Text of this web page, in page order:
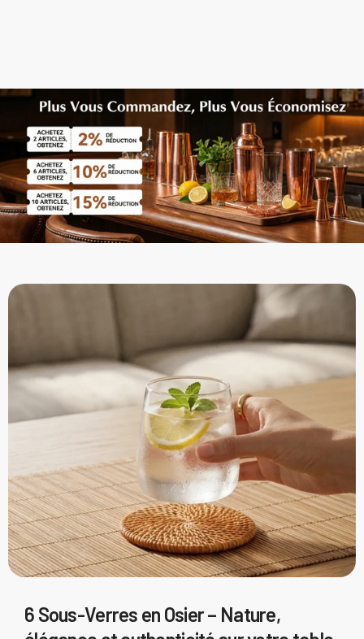
6 Sous-Verres en Osier – Nature,